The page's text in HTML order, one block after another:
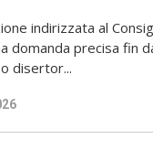
indirizzata al
domanda precisa fin
disertor...